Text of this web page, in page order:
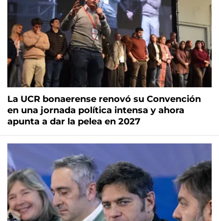
La UCR bonaerense renovó su Convención
en una jornada política intensa y ahora
apunta a dar la pelea en 2027